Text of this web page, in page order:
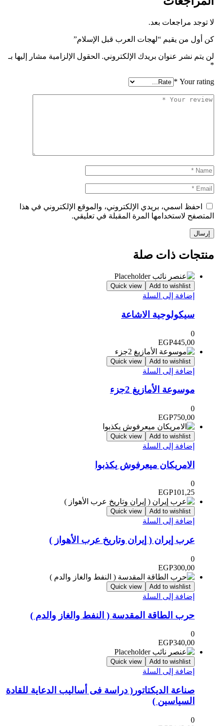
لا توجد مراجعات بعد.
كن أول من يقيم “لهجات العرب قبل الإسلام”
لن يتم نشر عنوان بريدك الإلكتروني. الحقول الإلزامية مشار إليها بـ
*
Your rating
*
احفظ اسمي، بريدي الإلكتروني، والموقع الإلكتروني في هذا
المتصفح لاستخدامها المرة المقبلة في تعليقي.
منتجات ذات صلة
Add to wishlist
Quick view
إضافة إلى السلة
سيكولوجية الاشاعة
0
EGP445,00
Add to wishlist
Quick view
إضافة إلى السلة
موسوعة الأمازيغ 2جزء
0
EGP750,00
Add to wishlist
Quick view
إضافة إلى السلة
الامريكان ميعرفوش يكذبوا
0
EGP101,25
Add to wishlist
Quick view
إضافة إلى السلة
عرب إيران ( إيران وتاريخ عرب الأهواز )
0
EGP300,00
Add to wishlist
Quick view
إضافة إلى السلة
حرب الطاقة المقدسة ( النفط والغاز والدم )
0
EGP340,00
Add to wishlist
Quick view
إضافة إلى السلة
صناعة الديكتاتور( دراسة فى أساليب الدعاية للقادة
السياسين )
0